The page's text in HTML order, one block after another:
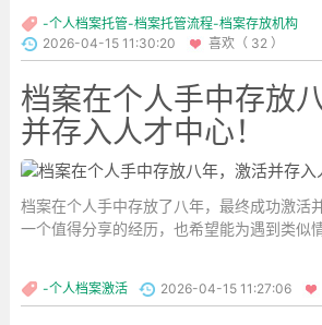
-个人档案托管-档案托管流程-档案存放机构
2026-04-15 11:30:20
喜欢（ 32 ）
档案在个人手中存放
并存入人才中心！
档案在个人手中存放了八年，最终成功激活
一个值得分享的经历，也希望能为遇到类似
-个人档案激活 2026-04-15 11:27:06